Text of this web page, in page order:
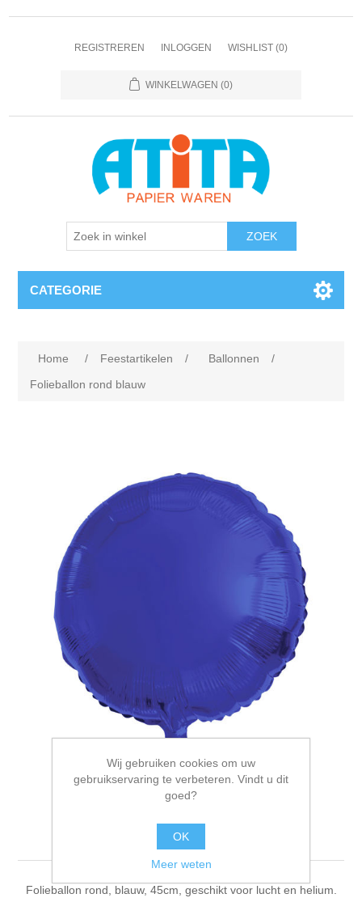
REGISTREREN INLOGGEN WISHLIST (0)
WINKELWAGEN (0)
CATEGORIE
Home / Feestartikelen / Ballonnen
/
Folieballon rond blauw
Folieballon rond blauw
Folieballon rond, blauw, 45cm, geschikt voor lucht en helium.
Wij gebruiken cookies om uw
gebruikservaring te verbeteren. Vindt u dit
goed?
OK
Meer weten